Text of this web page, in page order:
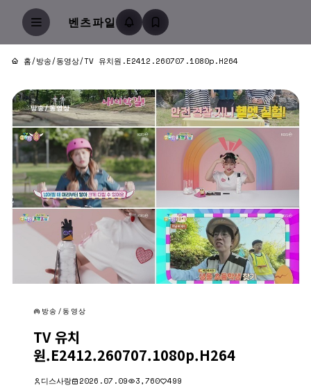
벤츠파일
홈/방송/동영상/TV 유치원.E2412.260707.1080p.H264
방송/동영상
방송/동영상
TV 유치
원.E2412.260707.1080p.H264
디스사랑 2026.07.09 3,760 499